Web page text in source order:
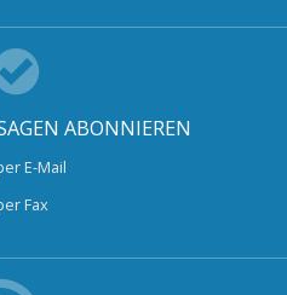
ABONNIEREN
E-Mail
Fax